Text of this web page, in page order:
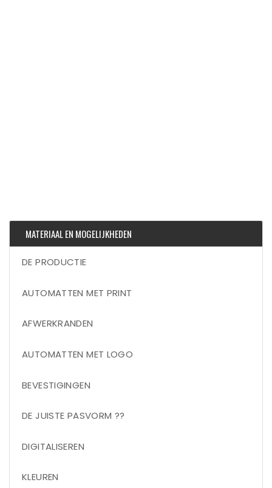
MATERIAAL EN MOGELIJKHEDEN
DE PRODUCTIE
AUTOMATTEN MET PRINT
AFWERKRANDEN
AUTOMATTEN MET LOGO
BEVESTIGINGEN
DE JUISTE PASVORM ??
DIGITALISEREN
KLEUREN